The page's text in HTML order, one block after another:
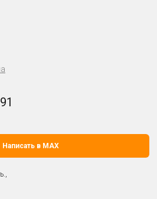
Написать в MAX